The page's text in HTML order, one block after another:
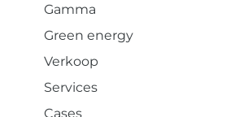
Gamma
Green energy
Verkoop
Services
Cases